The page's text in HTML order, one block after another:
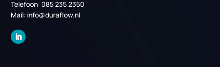
Regelingen
EIA regeling